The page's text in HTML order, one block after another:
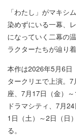
「わたし」がマキシ
染めずにいる一幕、
になっていく二幕の
ラクターたちが辿り
本作は2026年5月6日
タークリエで上演。
座、7月17日（金）
ドラマシティ、7月
1日（土）～2日（日
る。